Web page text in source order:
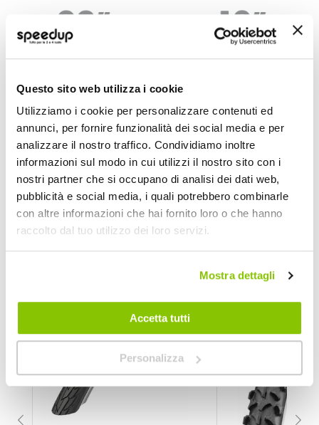
Questo sito web utilizza i cookie
Utilizziamo i cookie per personalizzare contenuti ed
annunci, per fornire funzionalità dei social media e per
analizzare il nostro traffico. Condividiamo inoltre
informazioni sul modo in cui utilizzi il nostro sito con i
nostri partner che si occupano di analisi dei dati web,
pubblicità e social media, i quali potrebbero combinarle
con altre informazioni che hai fornito loro o che hanno
raccolto dal tuo utilizzo dei loro servizi.
Mostra dettagli
Accetta tutti
Personalizza
Misure pneumatici
bici 20"
Misure pneumatici
bici 16"
PNEUMATICI
Miglior Prezzo